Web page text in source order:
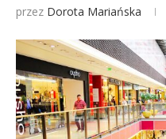
przez Dorota Mariańska